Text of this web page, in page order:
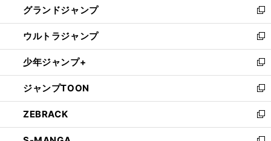
で
開
く
ド
ウ
で
開
く
ィ
ン
ド
ウ
で
開
く
い
ウ
ィ
ン
ド
ウ
で
開
く
グランドジャンプ
新
し
い
ウ
ィ
ン
ド
ウ
で
開
ウルトラジャンプ
新
し
い
ウ
ィ
ン
ド
ウ
少年ジャンプ+
新
し
い
ウ
ィ
ン
ジャンプTOON
新
し
い
ウ
ZEBRACK
新
し